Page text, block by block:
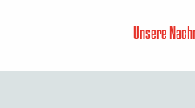
Unsere